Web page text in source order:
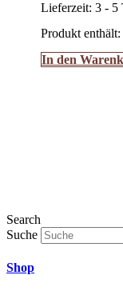
Lieferzeit:3 - 5
Produkt enthält:
In den
Search
Suche
Shop